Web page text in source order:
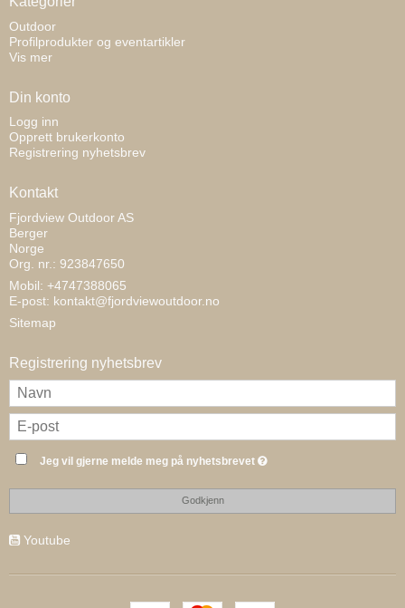
Outdoor
Profilprodukter og eventartikler
Vis mer
Din konto
Logg inn
Opprett brukerkonto
Registrering nyhetsbrev
Kontakt
Fjordview Outdoor AS
Berger
Norge
Org. nr.: 923847650
Mobil: +4747388065
E-post: kontakt@fjordviewoutdoor.no
Sitemap
Registrering nyhetsbrev
Jeg vil gjerne melde meg på nyhetsbrevet
Godkjenn
Youtube